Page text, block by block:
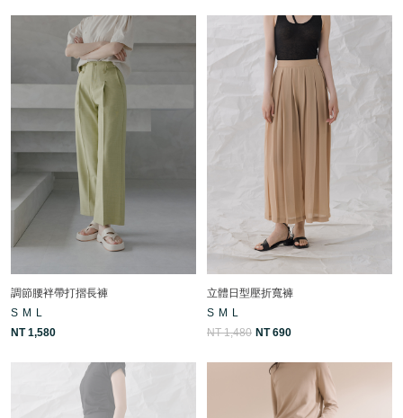
調節腰袢帶打摺長褲
S M
L
NT 1,580
立體日型壓折寬褲
S M
L
NT 1,480 NT 690